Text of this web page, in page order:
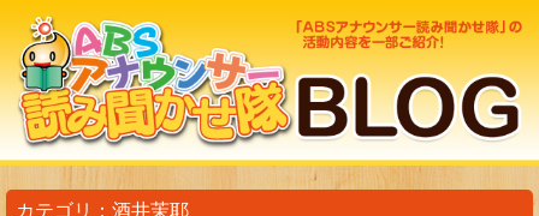
カテゴリ：酒井茉耶